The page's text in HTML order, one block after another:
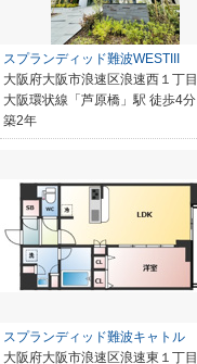
スプランディッド難波WESTIII
大阪府大阪市浪速区浪速西１丁目
大阪環状線「芦原橋」駅 徒歩4分
築2年
スプランディッド難波キャトル
大阪府大阪市浪速区浪速東１丁目